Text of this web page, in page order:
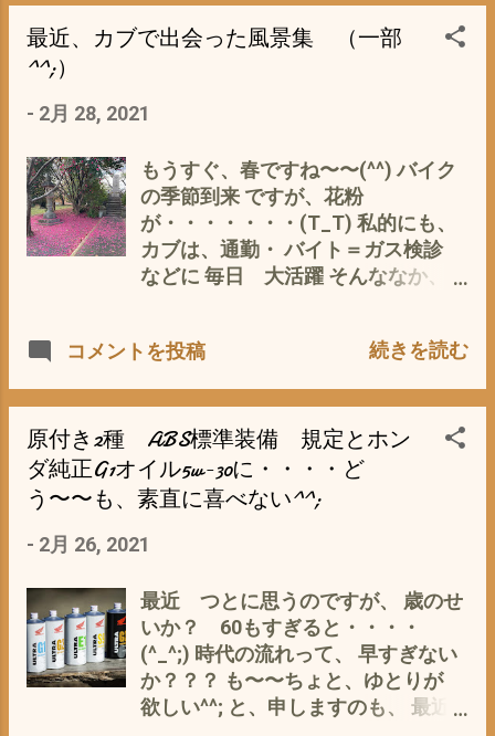
55mmF2.8 マイクロ ニッコール
55mmF3.5 あげく、 ノクトニッコー
したが^^; 画角は、ホボ同じ レンズ
フィーリングが違う、などなど能書
きをタレて、 買い漁ったもんです
(^_^;) 今や ぜ〜〜〜んぶ ヤフオ
クで ドナドナ 写真は、iPhoneだけ
で 撮影していますが^^; まっ、 そ
れに比べたら、道楽病もカワイイ＝
らなければいけない 男の遊び→病
ターの販売不振を救ったのが、 その
当時売れまくっていた スーパーカブ
ぱり、 スーパーカブ あっての ホン
スクーターへの挑戦
https://www.honda.co.jp/factbook/
motor/technology/200909/P02.pdf
昭和40年の1万円を、今のお金に換
算するとどの位になりますか？
m/
高水準になっています。特定の車種
が、というよりは、 すべてのカブシ
いますし、今の状況では、カブを中
できないですね。 全体的なタマ数が
少ないので、良いものはすぐ売れて
しまいますし。 ナナカンパニー代表
取締役 水野さん 談 とのこと(・
∀・) 時期も時期で、春先は、バイ
と、 ヤフオク メルカリ、ジモティ
なかなか無い あったとして
も、・・・・・・・？？？？？ キケ
ンな匂いがする物件 ばかり(*´ω｀
*) 外観・走行距離・出品者の評価・
投稿の仕方（文章・画像）全体の雰
囲気 など 現在のカブ人気＝アニメ
カブ」 映画「天気の子＝限定色ピン
クのスーパーカブ」 ・メーカーキャ
ンペーン「ナイセスト・ピープル・
キャンペーン カブ誕生60周年」 ・
原付き2種のブーム・アウトドアや
キャンプブームの追い風か？ハンタ
最近、カブで出会った風景集 （一部
^^;）
- 2月 28, 2021
もうすぐ、春ですね〜〜(^^) バイク
の季節到来 ですが、花粉
が・・・・・・・(T_T) 私的にも、
カブは、通勤・ バイト＝ガス検診
などに 毎日 大活躍 そんななか、フ
ットに 椿の花びらが散っている(ﾟ
良いときに つかさず、パシャ これ
は、ガス検診バイトの途中の斜面崩
落の補修工事の様子 乗っているの
か？(ﾟ∀ﾟ) と思ったら、脇でリモコ
ンで操作(^_^;) 私も ひま〜〜〜
っていうか、2分ほど停止の 片側
ない、画像たちですが、 気になった
風景や出来事を 気軽に 立ち止ま
り、撮れるのも、 スーパーカブの良
いところ 後で振り返って見ると、み
んな貴重で 思い出深いモノなんで
コメントを投稿 続きを読む
原付き2種 ABS標準装備 規定とホン
ダ純正G1オイル5w−30に・・・・ど
う〜〜も、素直に喜べない^^;
- 2月 26, 2021
最近 つとに思うのですが、 歳のせ
いか？ 60もすぎると・・・・
(^_^;) 時代の流れって、 早すぎない
か？？？ も〜〜ちょと、ゆとりが
欲しい^^; と、申しますのも、 最近